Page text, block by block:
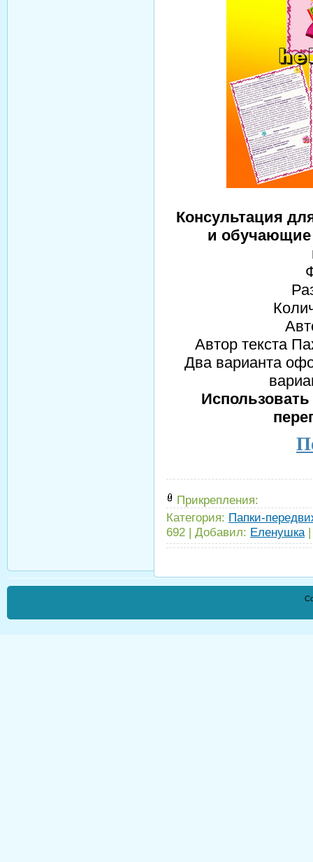
Консультация
и обучающие
Автор текста
Два варианта
Прикрепления:
Категория: Папки-
692 | Добавил: Еленушка